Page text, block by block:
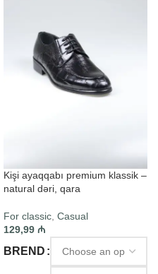
Kişi ayaqqabı premium klassik –
natural dəri, qara
For classic Casual
129,99 ₼
BREND